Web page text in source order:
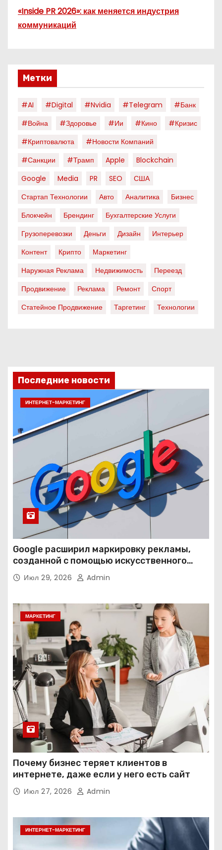
«Inside PR 2026»: как меняется индустрия
коммуникаций
Метки
#AI #digital #nvidia #telegram
#банк
#война
#здоровье #ии #кино
#кризис
#криптовалюта
#новости Компаний
#санкции
#трамп Apple
Blockchain
Google
Media PR SEO
США
Стартап Технологии
Авто Аналитика
Бизнес
Блокчейн
Брендинг
Бухгалтерские Услуги
Грузоперевозки
Деньги Дизайн
Интерьер
Контент
Крипто
Маркетинг
Наружная Реклама
Недвижимость
Переезд
Продвижение
Реклама Ремонт
Спорт
Статейное Продвижение
Таргетинг Технологии
Последние новости
ИНТЕРНЕТ-МАРКЕТИНГ
Google расширил маркировку рекламы,
созданной с помощью искусственного
интеллекта
Июл 29, 2026 Admin
МАРКЕТИНГ
Почему бизнес теряет клиентов в
интернете, даже если у него есть сайт
Июл 27, 2026 Admin
ИНТЕРНЕТ-МАРКЕТИНГ